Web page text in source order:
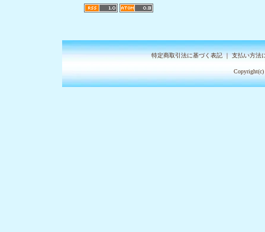
特定商取引法に基づく表記｜支払い方法